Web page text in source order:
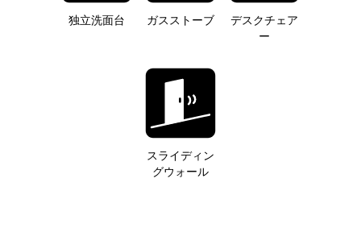
独立洗面台 ガスストーブ
デスクチェア
ー
スライディン
グウォール